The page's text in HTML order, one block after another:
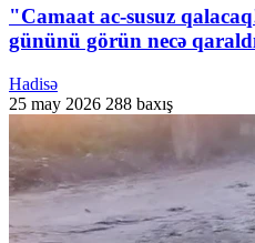
"Camaat ac-susuz
gününü görün necə
Hadisə
25 may 2026 288 baxış